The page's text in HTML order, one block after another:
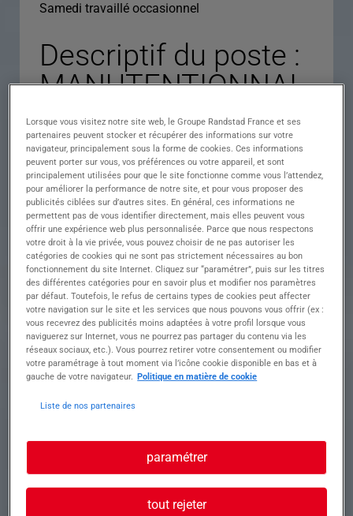
Samedi travaillé occasionnel
Descriptif du poste :
MANUTENTIONNAI
RE CARISTE
PALETTES CACES 3
Descriptif du poste : Au sein de la plateforme
logistique de pointe, vous assurez le tri et le
déplacement de palettes bois
Travail à l'extérieur, bonne condition physique, le
poste nécessite de la manipulation manuelle de
palettes, la conduite de chariot reste ponctuelle (
80 % manutention 20% chariot)
• Salaire évolutif : Augmentation salariale + prime
de panier repas + prime d'assiduité après 3 mois
d'ancienneté !
équipe 2x8 de 50e mois
** BUS/NAVETTE à partir du 4 AOUT disponible
depuis LYON 8E MERMOZ PINEL/ DEPUIS VAULX
EN VELIN CARRE DE SOIE OU ENCORE DEPUIS
MEYZIEU **
Lorsque vous visitez notre site web, le Groupe Randstad France et ses
partenaires peuvent stocker et récupérer des informations sur votre
navigateur, principalement sous la forme de cookies. Ces informations
peuvent porter sur vous, vos préférences ou votre appareil, et sont
principalement utilisées pour que le site fonctionne comme vous l’attendez,
pour améliorer la performance de notre site, et pour vous proposer des
publicités ciblées sur d’autres sites. En général, ces informations ne
permettent pas de vous identifier directement, mais elles peuvent vous
offrir une expérience web plus personnalisée. Parce que nous respectons
votre droit à la vie privée, vous pouvez choisir de ne pas autoriser les
catégories de cookies qui ne sont pas strictement nécessaires au bon
fonctionnement du site Internet. Cliquez sur “paramétrer”, puis sur les titres
des différentes catégories pour en savoir plus et modifier nos paramètres
par défaut. Toutefois, le refus de certains types de cookies peut affecter
votre navigation sur le site et les services que nous pouvons vous offrir (ex :
vous recevrez des publicités moins adaptées à votre profil lorsque vous
naviguerez sur Internet, vous ne pourrez pas partager du contenu via les
réseaux sociaux, etc.). Vous pourrez retirer votre consentement ou modifier
votre paramétrage à tout moment via l’icône cookie disponible en bas et à
gauche de votre navigateur. Politique en matière de cookie
Liste de nos partenaires
paramétrer
tout rejeter